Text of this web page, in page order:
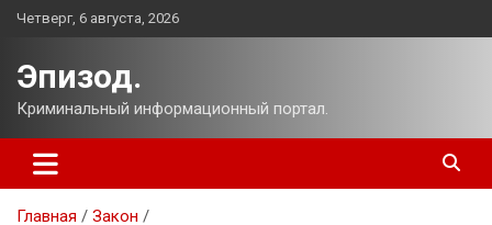
Перейти
Четверг, 6 августа, 2026
Эпизод.
Криминальный информационный портал.
Главная
Закон